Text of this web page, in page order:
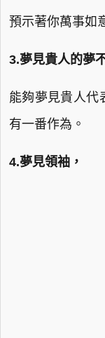
預示著你萬事如
3.夢見貴人的夢
能夠夢見貴人代
有一番作為。
4.夢見領袖，